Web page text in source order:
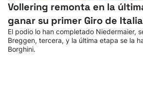
Vollering remonta en la
ganar su primer Giro de Italia
El podio lo han completado Niedermaier,
Breggen, tercera, y la última etapa se la
Borghini.